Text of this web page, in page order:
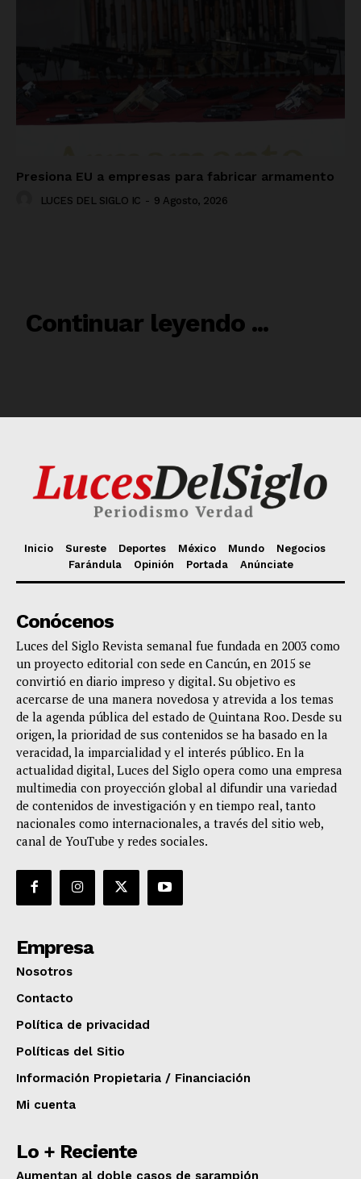
Inicio Sureste Deportes México Mundo
Negocios
Farándula
Opinión Portada Anúnciate
Conócenos
Luces del Siglo Revista semanal fue fundada en 2003 como
un proyecto editorial con sede en Cancún, en 2015 se
convirtió en diario impreso y digital. Su objetivo es
acercarse de una manera novedosa y atrevida a los temas
de la agenda pública del estado de Quintana Roo. Desde su
origen, la prioridad de sus contenidos se ha basado en la
veracidad, la imparcialidad y el interés público. En la
actualidad digital, Luces del Siglo opera como una empresa
multimedia con proyección global al difundir una variedad
de contenidos de investigación y en tiempo real, tanto
nacionales como internacionales, a través del sitio web,
canal de YouTube y redes sociales.
Empresa
Nosotros
Contacto
Política de privacidad
Políticas del Sitio
Información Propietaria / Financiación
Mi cuenta
Lo + Reciente
Aumentan al doble casos de sarampión